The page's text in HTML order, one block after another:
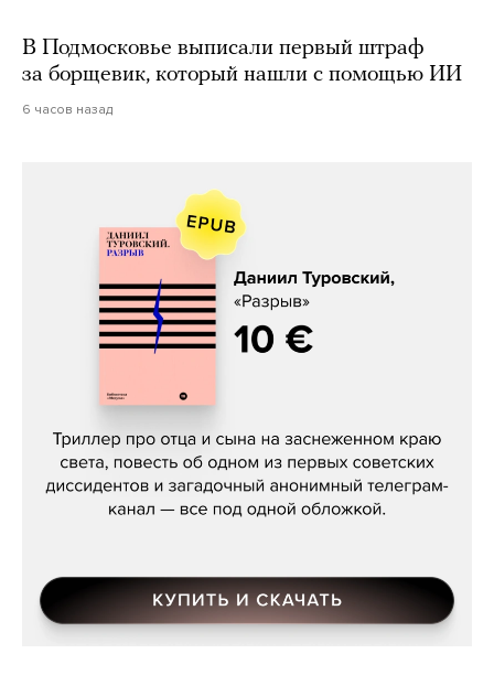
В Подмосковье выписали первый штраф
за борщевик, который нашли с помощью ИИ
6 часов назад
Даниил Туровский, «Разрыв»